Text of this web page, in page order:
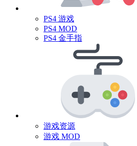
PS4 游戏
PS4 MOD
PS4 金手指
游戏资源
游戏 MOD